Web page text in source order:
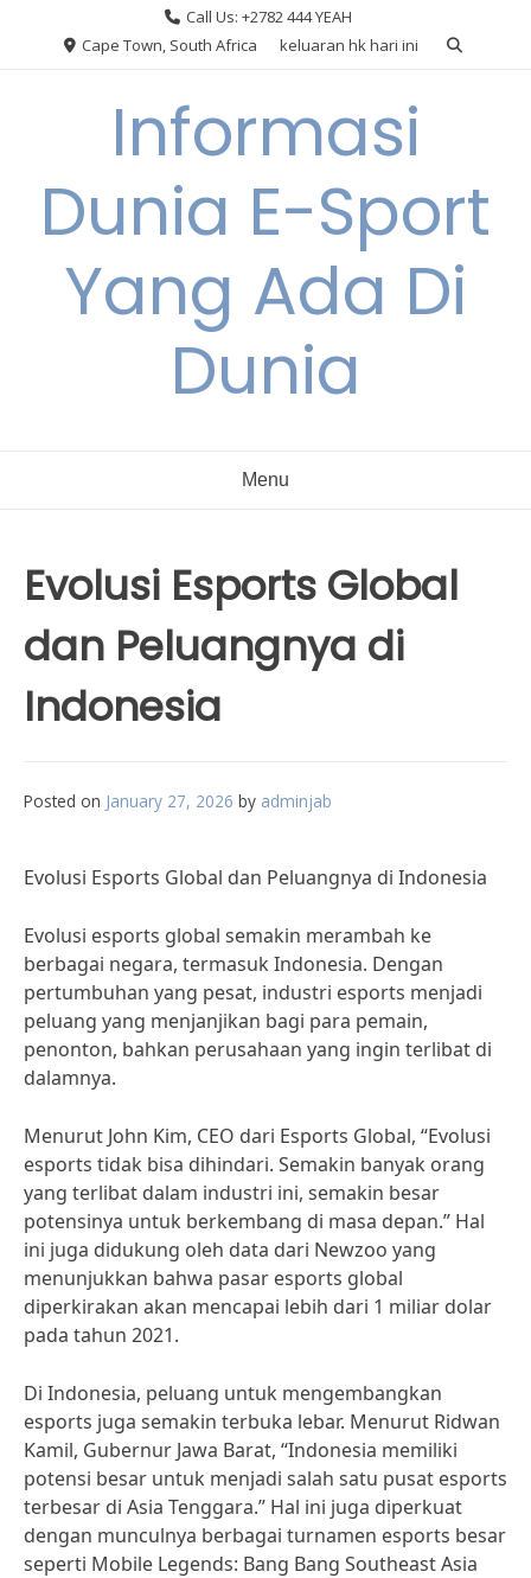
Call Us: +2782 444 YEAH
Cape Town, South Africa
keluaran hk hari ini
Informasi
Dunia E-Sport
Yang Ada Di
Dunia
Menu
Evolusi Esports Global
dan Peluangnya di
Indonesia
Posted on January 27, 2026 by adminjab
Evolusi Esports Global dan Peluangnya di Indonesia
Evolusi esports global semakin merambah ke
berbagai negara, termasuk Indonesia. Dengan
pertumbuhan yang pesat, industri esports menjadi
peluang yang menjanjikan bagi para pemain,
penonton, bahkan perusahaan yang ingin terlibat di
dalamnya.
Menurut John Kim, CEO dari Esports Global, “Evolusi
esports tidak bisa dihindari. Semakin banyak orang
yang terlibat dalam industri ini, semakin besar
potensinya untuk berkembang di masa depan.” Hal
ini juga didukung oleh data dari Newzoo yang
menunjukkan bahwa pasar esports global
diperkirakan akan mencapai lebih dari 1 miliar dolar
pada tahun 2021.
Di Indonesia, peluang untuk mengembangkan
esports juga semakin terbuka lebar. Menurut Ridwan
Kamil, Gubernur Jawa Barat, “Indonesia memiliki
potensi besar untuk menjadi salah satu pusat esports
terbesar di Asia Tenggara.” Hal ini juga diperkuat
dengan munculnya berbagai turnamen esports besar
seperti Mobile Legends: Bang Bang Southeast Asia